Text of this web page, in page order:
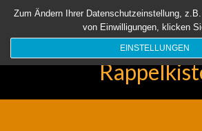
Startseite Aktuell Über uns Unsere
Suchen
Zum Ändern Ihrer Datenschutzeinstellung,
von Einwilligungen, klicken
EINSTELLUNGEN